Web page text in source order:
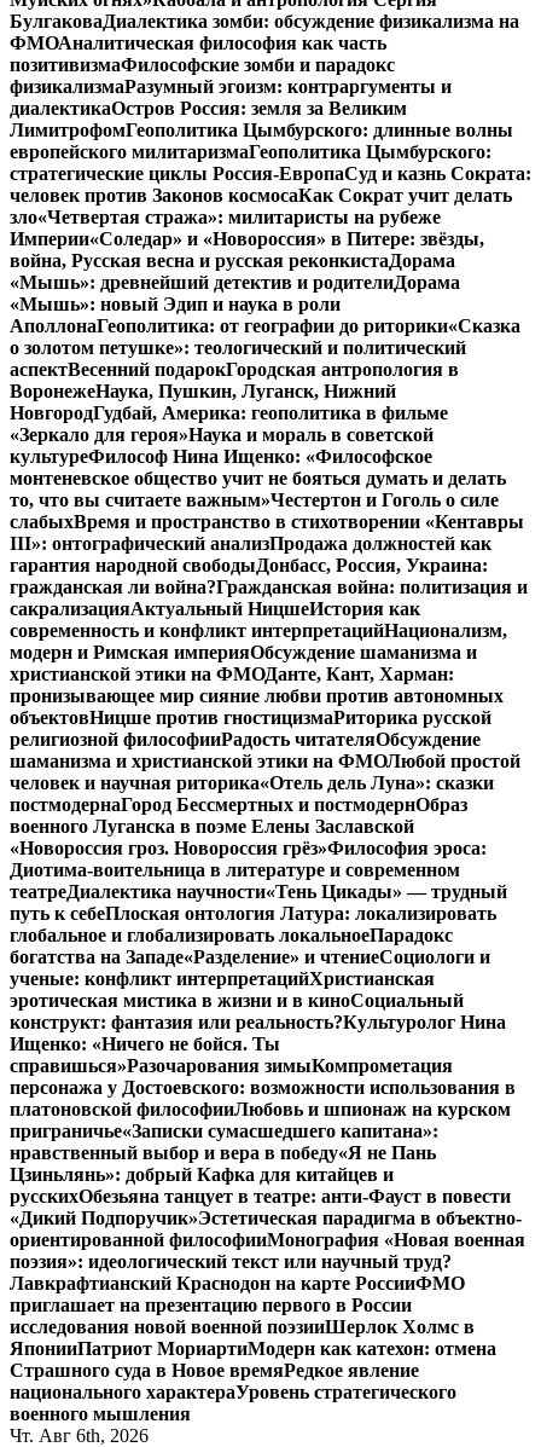
БулгаковаДиалектика зомби: обсуждение физикализма на
ФМОАналитическая философия как часть
позитивизмаФилософские зомби и парадокс
физикализмаРазумный эгоизм: контраргументы и
диалектикаОстров Россия: земля за Великим
ЛимитрофомГеополитика Цымбурского: длинные волны
европейского милитаризмаГеополитика Цымбурского:
стратегические циклы Россия-ЕвропаСуд и казнь Сократа:
человек против Законов космосаКак Сократ учит делать
зло«Четвертая стража»: милитаристы на рубеже
Империи«Соледар» и «Новороссия» в Питере: звёзды,
война, Русская весна и русская реконкистаДорама
«Мышь»: древнейший детектив и родителиДорама
«Мышь»: новый Эдип и наука в роли
АполлонаГеополитика: от географии до риторики«Сказка
о золотом петушке»: теологический и политический
аспектВесенний подарокГородская антропология в
ВоронежеНаука, Пушкин, Луганск, Нижний
НовгородГудбай, Америка: геополитика в фильме
«Зеркало для героя»Наука и мораль в советской
культуреФилософ Нина Ищенко: «Философское
монтеневское общество учит не бояться думать и делать
то, что вы считаете важным»Честертон и Гоголь о силе
слабыхВремя и пространство в стихотворении «Кентавры
III»: онтографический анализПродажа должностей как
гарантия народной свободыДонбасс, Россия, Украина:
гражданская ли война?Гражданская война: политизация и
сакрализацияАктуальный НицшеИстория как
современность и конфликт интерпретацийНационализм,
модерн и Римская империяОбсуждение шаманизма и
христианской этики на ФМОДанте, Кант, Харман:
пронизывающее мир сияние любви против автономных
объектовНицше против гностицизмаРиторика русской
религиозной философииРадость читателяОбсуждение
шаманизма и христианской этики на ФМОЛюбой простой
человек и научная риторика«Отель дель Луна»: сказки
постмодернаГород Бессмертных и постмодернОбраз
военного Луганска в поэме Елены Заславской
«Новороссия гроз. Новороссия грёз»Философия эроса:
Диотима-воительница в литературе и современном
театреДиалектика научности«Тень Цикады» — трудный
путь к себеПлоская онтология Латура: локализировать
глобальное и глобализировать локальноеПарадокс
богатства на Западе«Разделение» и чтениеСоциологи и
ученые: конфликт интерпретацийХристианская
эротическая мистика в жизни и в киноСоциальный
конструкт: фантазия или реальность?Культуролог Нина
Ищенко: «Ничего не бойся. Ты
справишься»Разочарования зимыКомпрометация
персонажа у Достоевского: возможности использования в
платоновской философииЛюбовь и шпионаж на курском
приграничье«Записки сумасшедшего капитана»:
нравственный выбор и вера в победу«Я не Пань
Цзиньлянь»: добрый Кафка для китайцев и
русскихОбезьяна танцует в театре: анти-Фауст в повести
«Дикий Подпоручик»Эстетическая парадигма в объектно-
ориентированной философииМонография «Новая военная
поэзия»: идеологический текст или научный труд?
Лавкрафтианский Краснодон на карте РоссииФМО
приглашает на презентацию первого в России
исследования новой военной поэзииШерлок Холмс в
ЯпонииПатриот МориартиМодерн как катехон: отмена
Страшного суда в Новое времяРедкое явление
национального характераУровень стратегического
военного мышления
Чт. Авг 6th, 2026